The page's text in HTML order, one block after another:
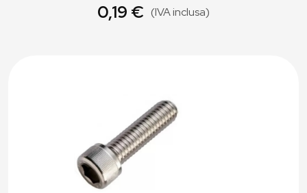
0,19 € (IVA inclusa)